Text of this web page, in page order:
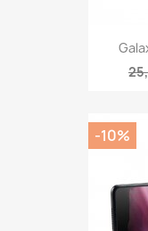
-10%